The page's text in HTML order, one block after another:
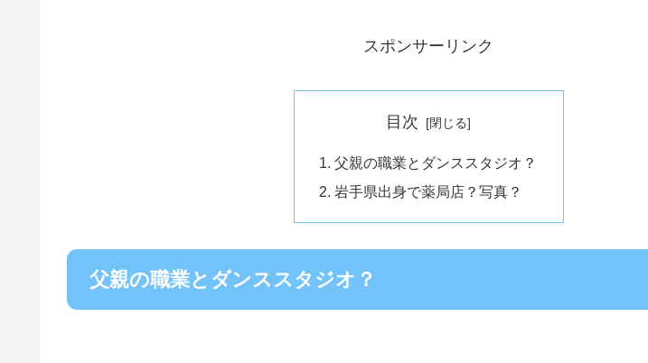
スポンサーリンク
目次
父親の職業とダンススタジオ？
岩手県出身で薬局店？写真？
父親の職業とダンススタジオ？